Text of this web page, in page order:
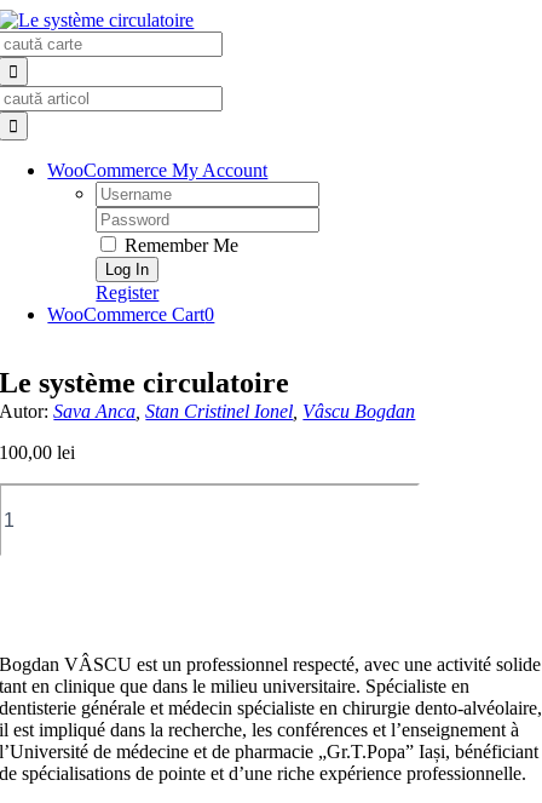
Skip
to
content
WooCommerce My Account
Username:
Password:
Remember Me
Register
WooCommerce Cart0
Le système circulatoire
Autor:Sava Anca ,Stan Cristinel Ionel Vâscu Bogdan
100,00lei
Bogdan VÂSCU est un professionnel respecté, avec une activité solide
tant en clinique que dans le milieu universitaire. Spécialiste en
dentisterie générale et médecin spécialiste en chirurgie dento-alvéolaire,
il est impliqué dans la recherche, les conférences et l’enseignement à
l’Université de médecine et de pharmacie „Gr.T.Popa” Iași, bénéficiant
de spécialisations de pointe et d’une riche expérience professionnelle.